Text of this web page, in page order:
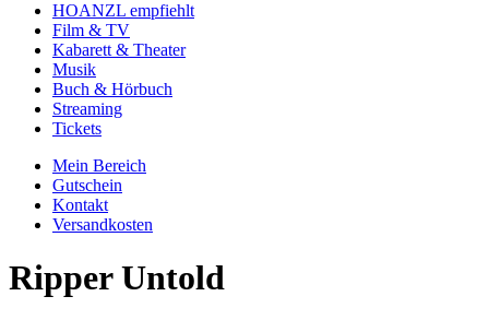
HOANZL empfiehlt
Film & TV
Kabarett & Theater
Musik
Buch & Hörbuch
Streaming
Tickets
Mein Bereich
Gutschein
Kontakt
Versandkosten
Ripper Untold